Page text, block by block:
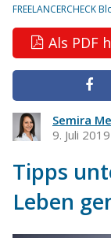
FREELANCERCHECK
Als PDF
Semira
9. Juli 2019
Tipps
Leben